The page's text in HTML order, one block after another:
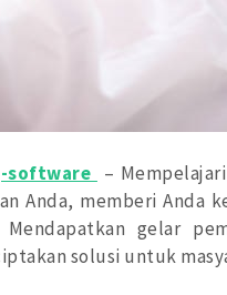
software –
Anda, memberi Anda
gelar
solusi untuk